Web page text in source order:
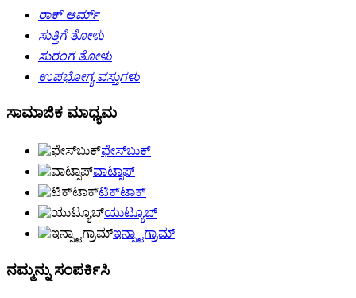
ರಾಕ್ ಆರ್ಮ್
ಸುತ್ತಿಗೆ ತೋಳು
ಸುರಂಗ ತೋಳು
ಉಪಭೋಗ್ಯ ವಸ್ತುಗಳು
ಸಾಮಾಜಿಕ ಮಾಧ್ಯಮ
ಫೇಸ್‌ಬುಕ್
ವಾಟ್ಸಾಪ್
ಟಿಕ್‌ಟಾಕ್
ಯುಟ್ಯೂಬ್
ಇನ್ಸ್ಟಾಗ್ರಾಮ್
ನಮ್ಮನ್ನು ಸಂಪರ್ಕಿಸಿ